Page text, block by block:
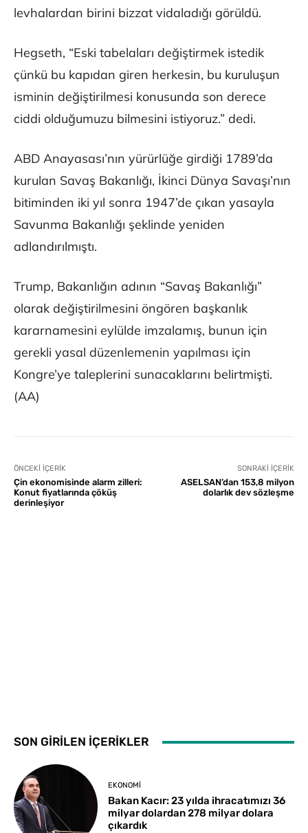
levhalardan birini bizzat vidaladığı görüldü.
Hegseth, “Eski tabelaları değiştirmek istedik
çünkü bu kapıdan giren herkesin, bu kuruluşun
isminin değiştirilmesi konusunda son derece
ciddi olduğumuzu bilmesini istiyoruz.” dedi.
ABD Anayasası’nın yürürlüğe girdiği 1789’da
kurulan Savaş Bakanlığı, İkinci Dünya Savaşı’nın
bitiminden iki yıl sonra 1947’de çıkan yasayla
Savunma Bakanlığı şeklinde yeniden
adlandırılmıştı.
Trump, Bakanlığın adının “Savaş Bakanlığı”
olarak değiştirilmesini öngören başkanlık
kararnamesini eylülde imzalamış, bunun için
gerekli yasal düzenlemenin yapılması için
Kongre’ye taleplerini sunacaklarını belirtmişti.
(AA)
ÖNCEKI İÇERIK
Çin ekonomisinde alarm zilleri:
Konut fiyatlarında çöküş
derinleşiyor
SONRAKI İÇERIK
ASELSAN’dan 153,8 milyon
dolarlık dev sözleşme
SON GİRİLEN İÇERİKLER
EKONOMI
Bakan Kacır: 23 yılda ihracatımızı 36
milyar dolardan 278 milyar dolara
çıkardık